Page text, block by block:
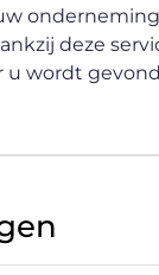
deze
wordt